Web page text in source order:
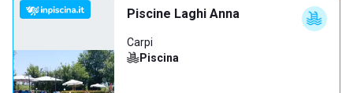
Piscine Laghi Anna
Carpi
Piscina